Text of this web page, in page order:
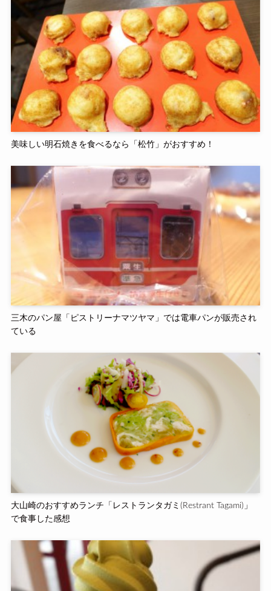
美味しい明石焼きを食べるなら「松竹」がおすすめ！
三木のパン屋「ピストリーナマツヤマ」では電車パンが販売され
ている
大山崎のおすすめランチ「レストランタガミ(Restrant Tagami)」
で食事した感想